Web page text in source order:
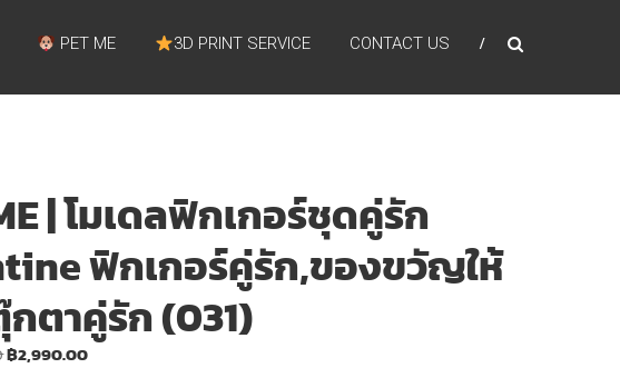
PET ME 3D PRINT SERVICE CONTACT US
| โมเดลฟิกเกอร์ชุดคู่รัก
ฟิกเกอร์คู่รัก,ของขวัญให้
ตาคู่รัก (031)
Original
฿2,990.00Current